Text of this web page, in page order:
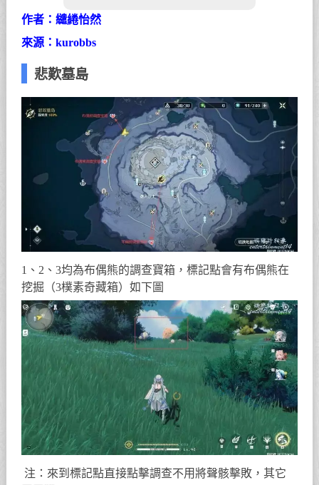
作者：繾綣怡然
來源：kurobbs
悲歎墓島
1、2、3均為布偶熊的調查寶箱，標記點會有布偶熊在
挖掘（3樸素奇藏箱）如下圖
注：來到標記點直接點擊調查不用將聲骸擊敗，其它